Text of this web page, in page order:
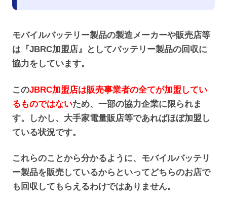
モバイルバッテリー製品の製造メーカーや販売店等
は『JBRC加盟店』としてバッテリー製品の回収に
協力をしています。
このJBRC加盟店は販売事業者の全てが加盟してい
るものではないため、一部の協力企業に限られま
す。しかし、大手家電量販店等であればほぼ加盟し
ている状況です。
これらのことから分かるように、モバイルバッテリ
ー製品を販売しているからといってどちらのお店で
も回収してもらえるわけではありません。